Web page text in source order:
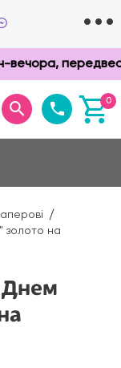
вечора,
0
золото на
Днем